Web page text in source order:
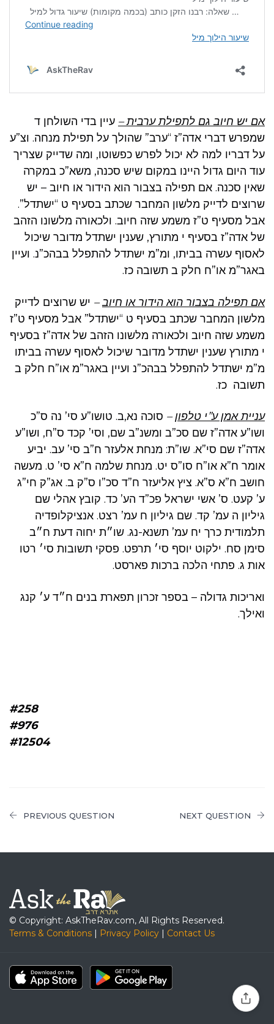
אם יש חיוב גם לתפילת ערבית – עיין בדי השולחן ד
שמפרש דברי אדה”ז “ערב” שהולך על תפילת מנחה. וצ”ע
על דבריו למה לא יכול לפרש כפשוטו, ומה שדייק שצריך
עוד היום גדול היינו במקום שיש סכנה, משא”כ במקרה
שאין סכנה. אם תפילה בצבור הוא הידור או חיוב – יש
שרוצים לדייק מלשון המחבר שכתב בסעיף ט “ישתדל”.
אבל מסעיף ט”ז משמע שזה חיוב. ולכאורה מלשונו הזהב
של אדה”ז בסעיף י מתורץ, שענין ישתדל מדובר שיכול
לאסוף עשרה בביתו, ומ”מ ישתדל להתפלל בבהכ”נ. ועיין
באגר”מ או”ח חלק ב תשובה כז.
אם תפילה בצבור הוא הידור או חיוב– יש שרוצים לדייק
מלשון המחבר שכתב בסעיף ט “ישתדל” אבל מסעיף ט”ז
משמע שזה חיוב ולכאורה מלשונו הזהב של אדה”ז בסעיף
י מתורץ שענין ישתדל מדובר שיכול לאסוף עשרה בביתו
מ”מ ישתדל להתפלל בבהכ”נ ועיין באגר”מ או”ח חלק ב
תשובה כז.
עניית אמן ע”י טלפון– סוכה נא,ב. טושו”ע סי’ נה ס”כ
ושו”ע אדה”ז שם סכ”ב ומשנ”ב שם, וסי’ קכד ס”ח, ושו”ע
אדה”ז שם סי”א. שו”ת: מנחת אלעזר ח”ב סי’ עב. יביע
אומר ח”א או”ח סו”ס יט. מנחת שלמה ח”א סי’ ט. מעשה
חושב ח”א ס”א. ציץ אליעזר ח”ד סכ”ו ס”ק ב. אג”ק חי”ג
ע’ קעט. ס’ אשי ישראל פכ”ד הע’ כד. קובץ אהלי שם
גיליון ה עמ’ קד. שם גיליון ח עמ’ רצט. אנציקלופדיה
תלמודית כרך יח עמ’ תשנא-נג. שו״ת יחוה דעת ח״ב
סימן סח. ילקוט יוסף סי׳ תרפט. פסקי תשובות סי׳ רטו
אות ג. פתחי הלכה ברכות פארסט.
ואריכות גדולה – בספר זכרון תפארת בנים ח״ד ע׳ קנג
ואילך.
#258
#976
#12504
PREVIOUS QUESTION NEXT QUESTION
© Copyright: AskTheRav.com, All Rights Reserved.
Terms & Conditions | Privacy Policy | Contact Us